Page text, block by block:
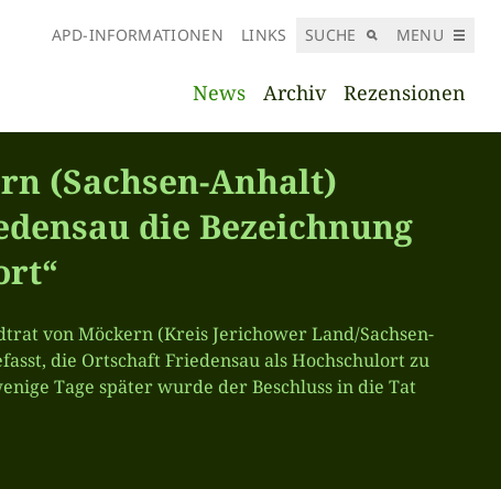
APD-INFORMATIONEN LINKS SUCHE MENU
News Archiv Rezensionen
(Sachsen-Anhalt)
die Bezeichnung
von Möckern (Kreis Jerichower Land/Sachsen-
die Ortschaft Friedensau als Hochschulort zu
Tage später wurde der Beschluss in die Tat